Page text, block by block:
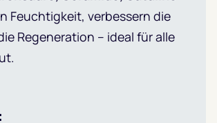
Feuchtigkeit, verbessern die
Regeneration – ideal für alle